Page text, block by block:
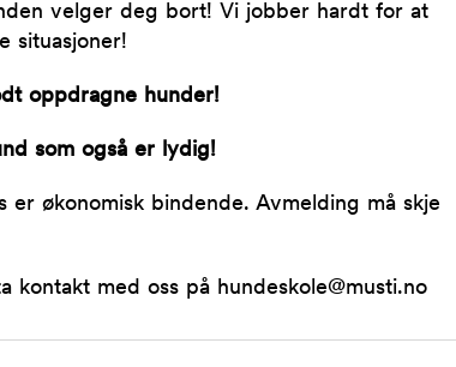
velger deg bort! Vi jobber hardt for at
situasjoner!
oppdragne hunder!
som også er lydig!
er økonomisk bindende. Avmelding må skje
kontakt med oss på hundeskole@musti.no